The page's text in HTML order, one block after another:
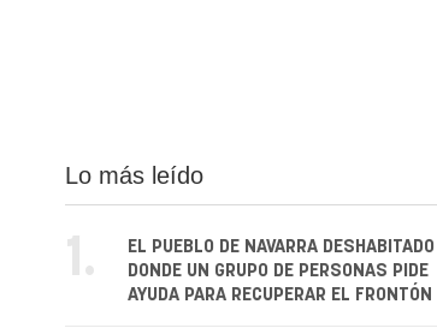
Lo más leído
1.
EL PUEBLO DE NAVARRA DESHABITADO
DONDE UN GRUPO DE PERSONAS PIDE
AYUDA PARA RECUPERAR EL FRONTÓN